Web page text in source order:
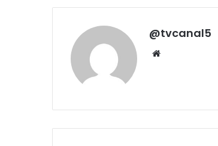
@tvcanal5